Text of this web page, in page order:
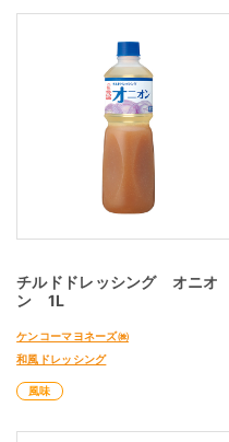
チルドドレッシング オニオ
ン 1L
ケンコーマヨネーズ㈱
和風ドレッシング
風味